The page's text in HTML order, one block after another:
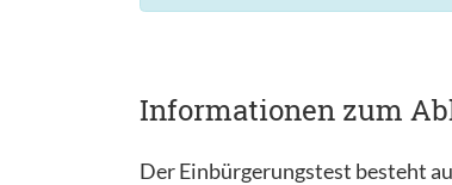
Informationen zum
Der Einbürgerungstest besteht